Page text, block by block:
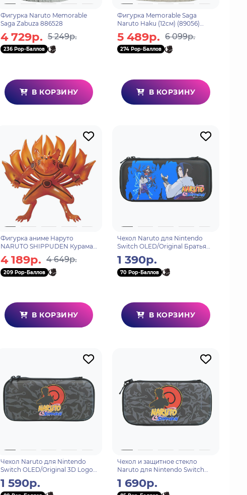
Фигурка Naruto Memorable
Saga Zabuza 886528
4 729р. 5 249р.
236 Pop-Баллов
В КОРЗИНУ
Фигурка Memorable Saga
Naruto Haku (12см) (89056)
5 489р. 6 099р.
274 Pop-Баллов
В КОРЗИНУ
Фигурка аниме Наруто
NARUTO SHIPPUDEN Курама
KURAMA Ⅱ(ver.B) 15см 89008
4 189р. 4 649р.
209 Pop-Баллов
В КОРЗИНУ
Чехол Naruto для Nintendo
Switch OLED/Original Братья
учиха
1 390р.
70 Pop-Баллов
В КОРЗИНУ
Чехол Naruto для Nintendo
Switch OLED/Original 3D Logo
Кунаи и сюрикены
1 590р.
Чехол и защитное стекло
Naruto для Nintendo Switch
Lite 3D Logo Кунаи и
сюрикены
1 690р.